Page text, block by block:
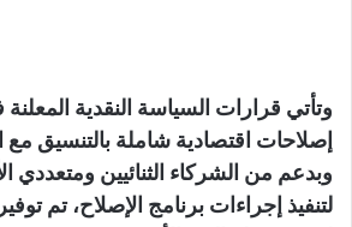
وتأتي قرارات السياسة النقدية
إصلاحات اقتصادية شاملة بالتنسيق
وبدعم من الشركاء الثنائيين ومتعددي
لتنفيذ إجراءات برنامج الإصلاح، تم